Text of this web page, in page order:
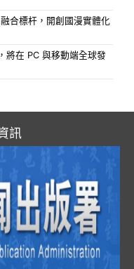
合標杆，開創國漫實體化
將在 PC 與移動端全球發
訊